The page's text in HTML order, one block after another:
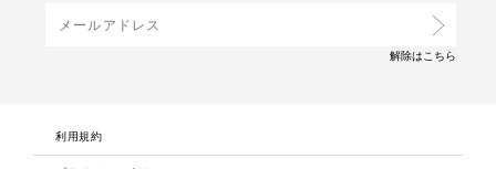
解除はこちら
利用規約